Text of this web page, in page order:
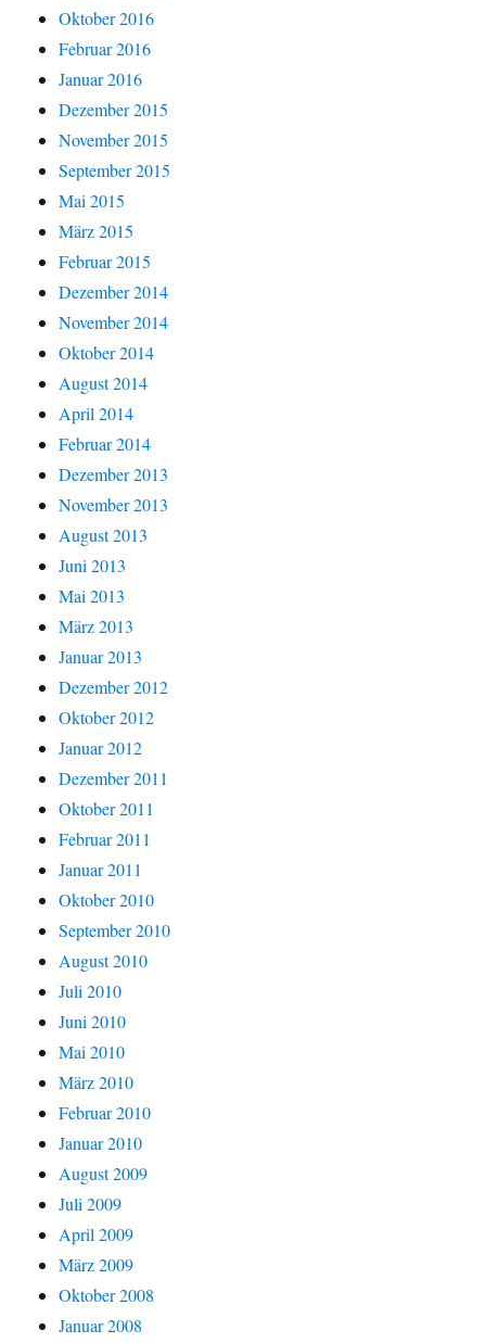
Oktober 2016
Februar 2016
Januar 2016
Dezember 2015
November 2015
September 2015
Mai 2015
März 2015
Februar 2015
Dezember 2014
November 2014
Oktober 2014
August 2014
April 2014
Februar 2014
Dezember 2013
November 2013
August 2013
Juni 2013
Mai 2013
März 2013
Januar 2013
Dezember 2012
Oktober 2012
Januar 2012
Dezember 2011
Oktober 2011
Februar 2011
Januar 2011
Oktober 2010
September 2010
August 2010
Juli 2010
Juni 2010
Mai 2010
März 2010
Februar 2010
Januar 2010
August 2009
Juli 2009
April 2009
März 2009
Oktober 2008
Januar 2008